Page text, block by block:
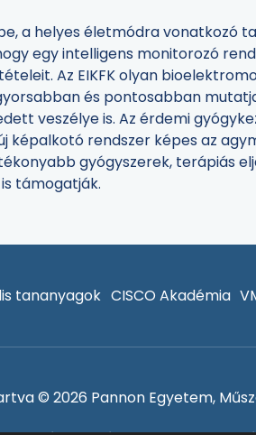
a helyes életmódra vonatkozó
egy intelligens monitorozó
Az EIKFK olyan
és pontosabban
veszélye is. Az érdemi
képalkotó rendszer képes az
gyógyszerek, terápiás
támogatják.
tananyagok CISCO Akadémia
© 2026 Pannon Egyetem,